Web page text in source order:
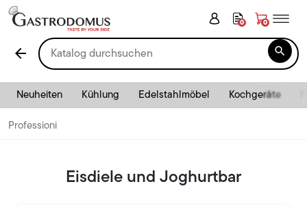
0 0
arrow_back 
Neuheiten Kühlung Edelstahlmöbel Kochgeräte
Professioni
Eisdiele und Joghurtbar